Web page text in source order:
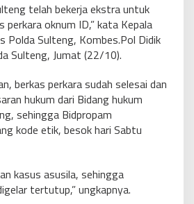
telah bekerja ekstra untuk
perkara oknum ID,” kata Kepala
Polda Sulteng, Kombes.Pol Didik
Sulteng, Jumat (22/10).
berkas perkara sudah selesai dan
hukum dari Bidang hukum
sehingga Bidpropam
kode etik, besok hari Sabtu
kasus asusila, sehingga
tertutup,” ungkapnya.